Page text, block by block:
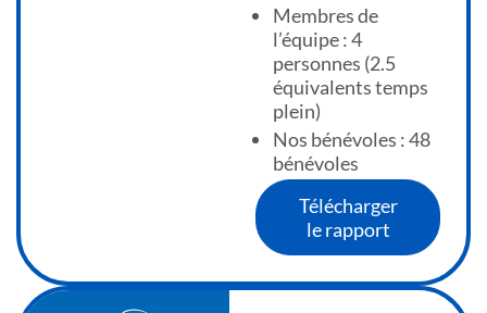
Membres de
l’équipe : 4
personnes (2.5
équivalents temps
plein)
Nos bénévoles : 48
bénévoles
Télécharger
le rapport